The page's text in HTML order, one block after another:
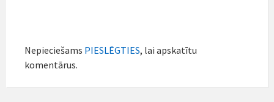
Nepieciešams PIESLĒGTIES, lai apskatītu
komentārus.